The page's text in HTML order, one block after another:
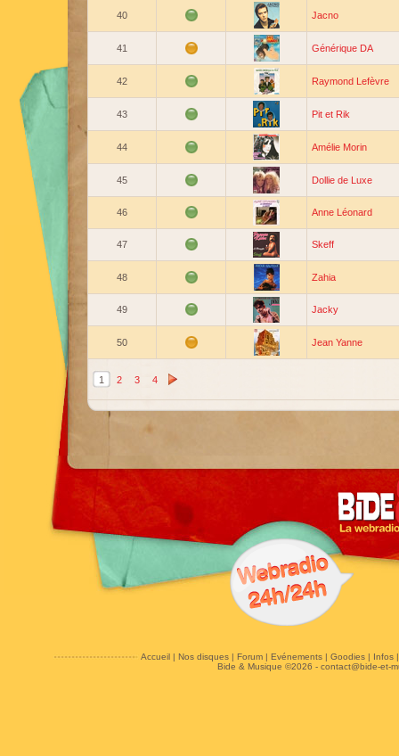
40 Jacno
41 Générique DA
42 Raymond Lefèvre
43 Pit et Rik
44 Amélie Morin
45 Dollie de Luxe
46 Anne Léonard
47 Skeff
48 Zahia
49 Jacky
50 Jean Yanne
1 2 3 4
Accueil| Nos disques| Forum| Evénements| Goodies| Infos
Bide & Musique ©2026 - contact@bide-et-